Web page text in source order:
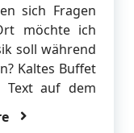
sich Fragen
möchte ich
soll während
Kaltes Buffet
Text auf dem